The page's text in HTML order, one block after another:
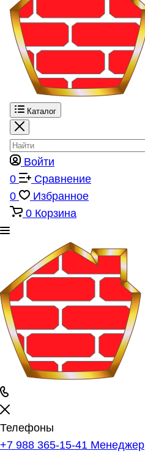
Каталог
Войти
0
Сравнение
0
Избранное
0 Корзина
Телефоны
+7 988 365-15-41 Менеджер